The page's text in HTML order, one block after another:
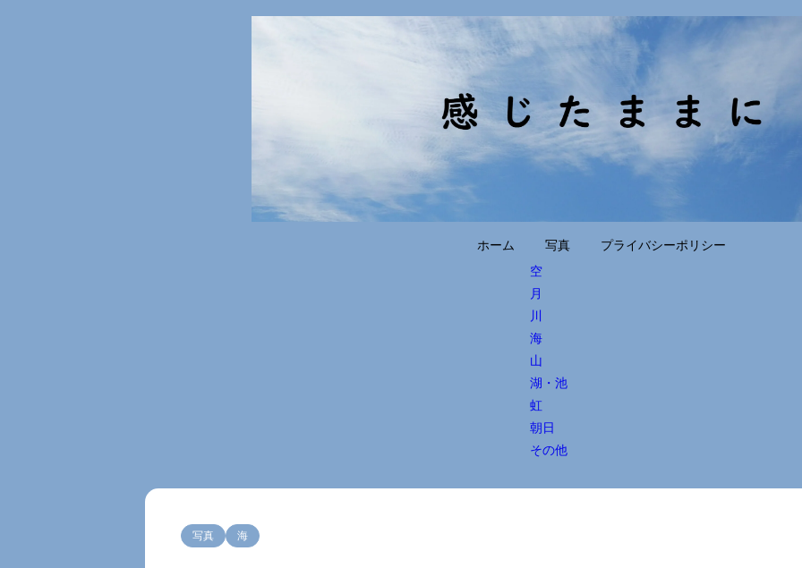
ホーム
写真
空
月
川
海
山
湖・池
虹
朝日
その他
プライバシーポリシー
写真 海